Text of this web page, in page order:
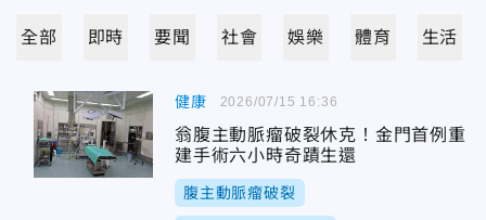
全部 即時 要聞 社會 娛樂 體育 生活
健康
翁腹主動脈瘤破裂休克！金門首例重
建手術六小時奇蹟生還
腹主動脈瘤破裂
2026/07/15 16:36